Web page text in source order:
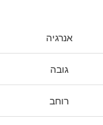
אנרגיה
גובה
רוחב